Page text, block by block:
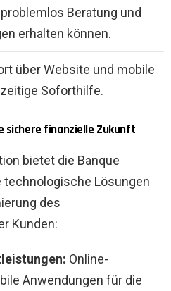
Beratung und
erhalten können.
über Website und mobile
Soforthilfe.
sichere finanzielle Zukunft
bietet die Banque
Lösungen
des
Kunden:
Online-
Anwendungen für die